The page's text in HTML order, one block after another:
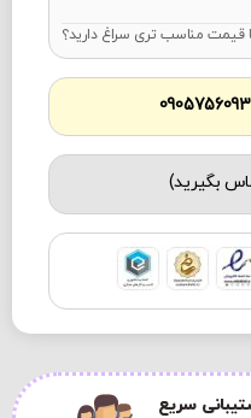
قیمت مناسب تری سراغ دارید؟
بگیرید)
سریع